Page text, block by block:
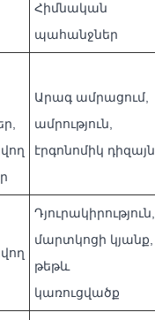
Հիմնական
պահանջներ
Արագ ամրացում,
ամրություն,
էրգոնոմիկ դիզայն
Դյուրակիրություն,
մարտկոցի կյանք,
թեթև
կառուցվածք